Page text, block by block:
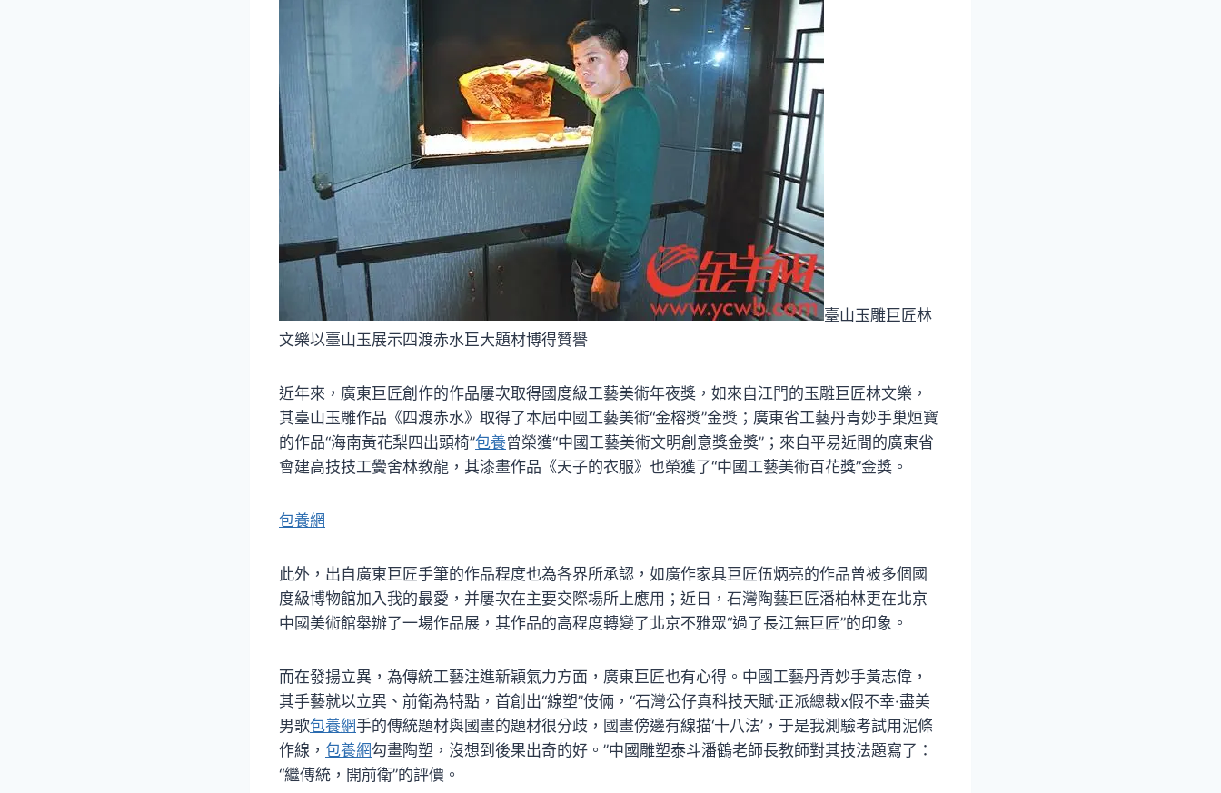
臺山玉雕巨匠林
文樂以臺山玉展示四渡赤水巨大題材博得贊譽
近年來，廣東巨匠創作的作品屢次取得國度級工藝美術年夜獎，如來自江門的玉雕巨匠林文樂，
其臺山玉雕作品《四渡赤水》取得了本屆中國工藝美術“金榕獎”金獎；廣東省工藝丹青妙手巢烜寶
的作品“海南黃花梨四出頭椅”包養曾榮獲“中國工藝美術文明創意獎金獎”；來自平易近間的廣東省
會建高技技工黌舍林教龍，其漆畫作品《天子的衣服》也榮獲了“中國工藝美術百花獎”金獎。
包養網
此外，出自廣東巨匠手筆的作品程度也為各界所承認，如廣作家具巨匠伍炳亮的作品曾被多個國
度級博物館加入我的最愛，并屢次在主要交際場所上應用；近日，石灣陶藝巨匠潘柏林更在北京
中國美術館舉辦了一場作品展，其作品的高程度轉變了北京不雅眾“過了長江無巨匠”的印象。
而在發揚立異，為傳統工藝注進新穎氣力方面，廣東巨匠也有心得。中國工藝丹青妙手黃志偉，
其手藝就以立異、前衛為特點，首創出“線塑”伎倆，“石灣公仔真科技天賦·正派總裁x假不幸·盡美
男歌包養網手的傳統題材與國畫的題材很分歧，國畫傍邊有線描‘十八法’，于是我測驗考試用泥條
作線， 包養網勾畫陶塑，沒想到後果出奇的好。”中國雕塑泰斗潘鶴老師長教師對其技法題寫了：
“繼傳統，開前衛”的評價。